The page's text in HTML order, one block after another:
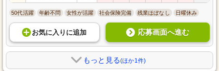
50代活躍 年齢不問 女性が活躍 社会保険完備 残業ほぼなし 日曜休み
お気に入り に追加 応募画面へ進む
もっと見る(ほか1件)